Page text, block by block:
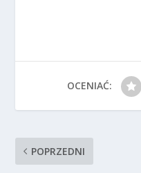
OCENIAĆ:
POPRZEDNI